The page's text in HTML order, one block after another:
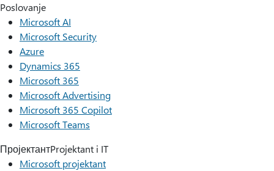
Poslovanje
Microsoft AI
Microsoft Security
Azure
Dynamics 365
Microsoft 365
Microsoft Advertising
Microsoft 365 Copilot
Microsoft Teams
ПројектантProjektant i IT
Microsoft projektant